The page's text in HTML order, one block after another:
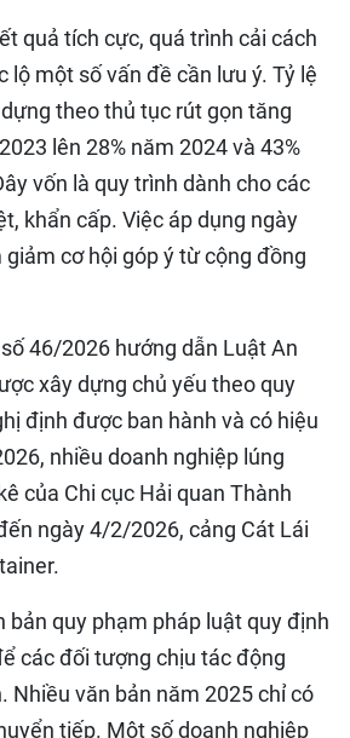
quả tích cực, quá trình cải cách
lộ một số vấn đề cần lưu ý. Tỷ lệ
theo thủ tục rút gọn tăng
lên 28% năm 2024 và 43%
vốn là quy trình dành cho các
khẩn cấp. Việc áp dụng ngày
cơ hội góp ý từ cộng đồng
46/2026 hướng dẫn Luật An
xây dựng chủ yếu theo quy
định được ban hành và có hiệu
nhiều doanh nghiệp lúng
của Chi cục Hải quan Thành
ngày 4/2/2026, cảng Cát Lái
bản quy phạm pháp luật quy định
các đối tượng chịu tác động
Nhiều văn bản năm 2025 chỉ có
tiếp. Một số doanh nghiệp